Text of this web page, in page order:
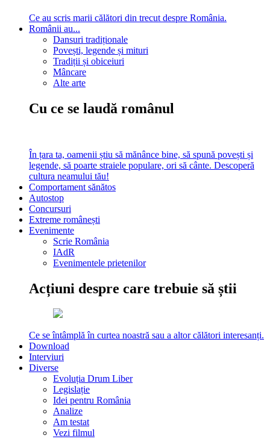
Ce au scris marii călători din trecut despre România.
Românii au...
Dansuri tradiționale
Povești, legende și mituri
Tradiții și obiceiuri
Mâncare
Alte arte
Cu ce se laudă românul
În țara ta, oamenii știu să mănânce bine, să spună povești și
legende, să poarte straiele populare, ori să cânte. Descoperă
cultura neamului tău!
Comportament sănătos
Autostop
Concursuri
Extreme românești
Evenimente
Scrie România
IAdR
Evenimentele prietenilor
Acțiuni despre care trebuie să știi
Ce se întâmplă în curtea noastră sau a altor călători interesanți.
Download
Interviuri
Diverse
Evoluția Drum Liber
Legislație
Idei pentru România
Analize
Am testat
Vezi filmul